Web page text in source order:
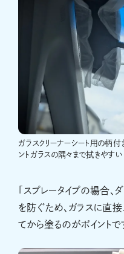
ガラスクリーナーシート用の柄付
ントガラスの隅々まで拭きやすい
「スプレータイプの場合
を防ぐため、ガラスに直
てから塗るのがポイントで